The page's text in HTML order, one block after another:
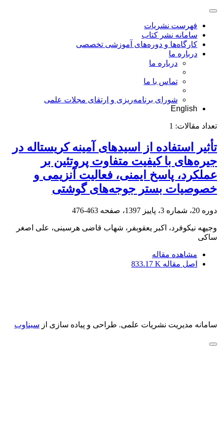
فهرست نشریات
سامانه نشر کتاب
کارگاه‌ها و دوره‌های آموزشی تخصصی
درباره ما
درباره ما
تماس با ما
شورای برنامه‌ریزی و ارتقای مجلات علمی
English
تعداد مقالات: 1
تأثیر استفاده از اسیدهای آمینه کریستاله در
جیره‌های با کیفیت متفاوت پروتئین بر
عملکرد، پاسخ ایمنی، فعالیت آنزیمی و
خصوصیات بستر جوجه‌های گوشتی
دوره 20، شماره 3، پاییز 1397، صفحه 463-476
وجیهه نیکوفرد، اکبر یعقوبفر، شهاب قاضی هرسینی، علی اصغر
ساکی
مشاهده مقاله
اصل مقاله 833.17 K
سامانه مدیریت نشریات علمی. طراحی و پیاده سازی از سیناوب